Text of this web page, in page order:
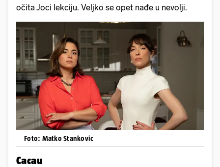
očita Joci lekciju. Veljko se opet nađe u nevolji.
Foto: Matko Stankovic
Cacau